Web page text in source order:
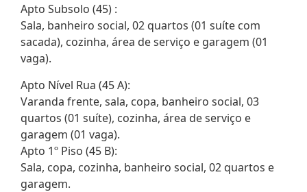
Apto Subsolo (45) :
Sala, banheiro social, 02 quartos (01 suíte com
sacada), cozinha, área de serviço e garagem (01
vaga).
Apto Nível Rua (45 A):
Varanda frente, sala, copa, banheiro social, 03
quartos (01 suíte), cozinha, área de serviço e
garagem (01 vaga).
Apto 1º Piso (45 B):
Sala, copa, cozinha, banheiro social, 02 quartos e
garagem.